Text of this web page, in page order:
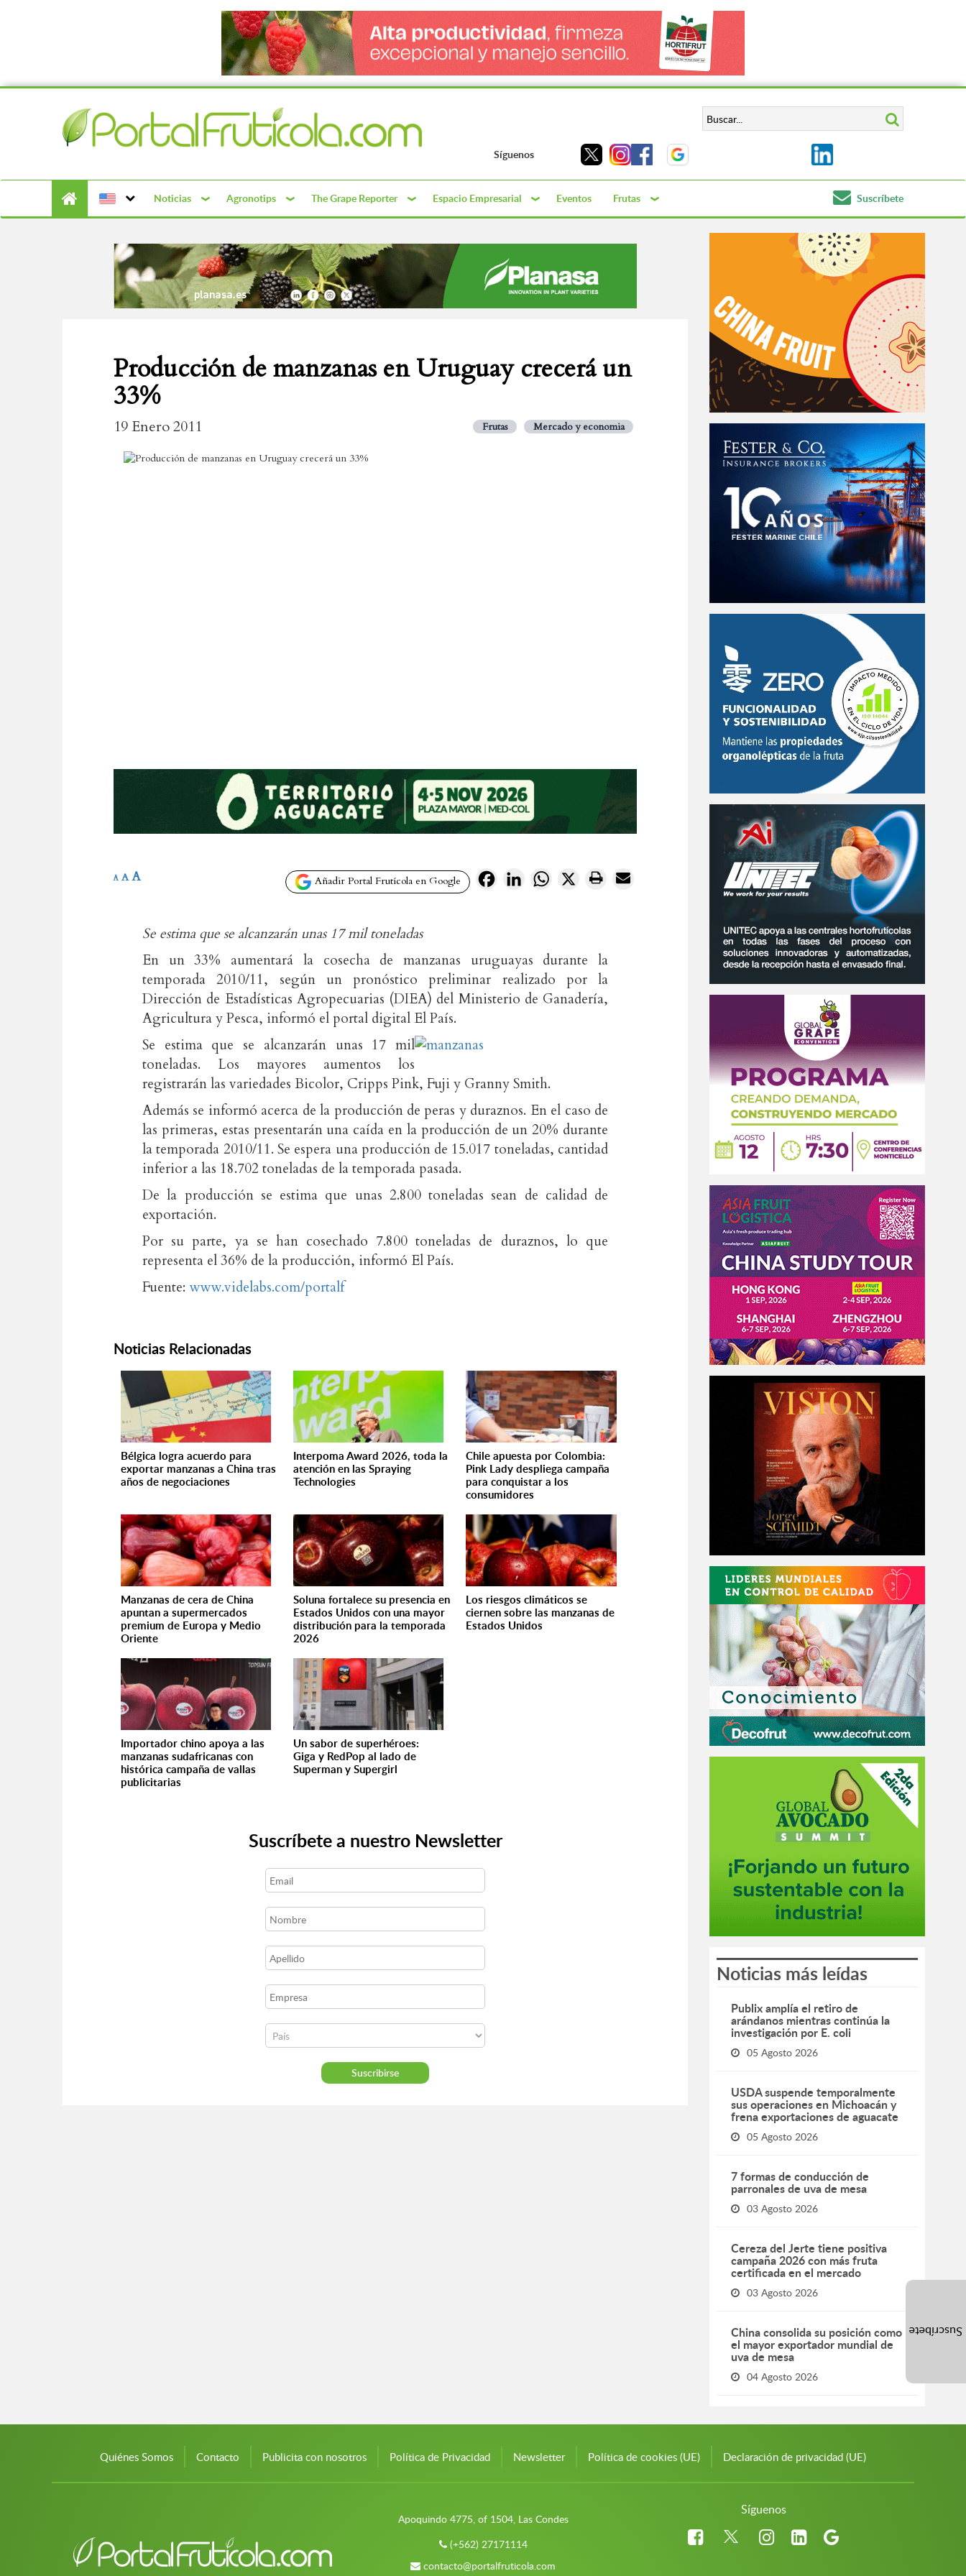
Síguenos
Noticias Agronotips The Grape Reporter Espacio Empresarial Eventos Frutas Suscríbete
Producción de manzanas en Uruguay crecerá un
33%
19 Enero 2011 Frutas Mercado y economia
Añadir Portal Frutícola en Google FacebookLinkedInWhatsApp
X
A A A
Se estima que se alcanzarán unas 17 mil toneladas
En un 33% aumentará la cosecha de manzanas uruguayas durante la
temporada 2010/11, según un pronóstico preliminar realizado por la
Dirección de Estadísticas Agropecuarias (DIEA) del Ministerio de Ganadería,
Agricultura y Pesca, informó el portal digital El País.
Se estima que se alcanzarán unas 17 mil
toneladas. Los mayores aumentos los
registrarán las variedades Bicolor, Cripps Pink, Fuji y Granny Smith.
Además se informó acerca de la producción de peras y duraznos. En el caso de
las primeras, estas presentarán una caída en la producción de un 20% durante
la temporada 2010/11. Se espera una producción de 15.017 toneladas, cantidad
inferior a las 18.702 toneladas de la temporada pasada.
De la producción se estima que unas 2.800 toneladas sean de calidad de
exportación.
Por su parte, ya se han cosechado 7.800 toneladas de duraznos, lo que
representa el 36% de la producción, informó El País.
Fuente: www.videlabs.com/portalf
Noticias Relacionadas
Bélgica logra acuerdo para
exportar manzanas a China tras
años de negociaciones
Interpoma Award 2026, toda la
atención en las Spraying
Technologies
Chile apuesta por Colombia:
Pink Lady despliega campaña
para conquistar a los
consumidores
Manzanas de cera de China
apuntan a supermercados
premium de Europa y Medio
Oriente
Soluna fortalece su presencia en
Estados Unidos con una mayor
distribución para la temporada
2026
Los riesgos climáticos se
ciernen sobre las manzanas de
Estados Unidos
Importador chino apoya a las
manzanas sudafricanas con
histórica campaña de vallas
publicitarias
Un sabor de superhéroes:
Giga y RedPop al lado de
Superman y Supergirl
Suscríbete a nuestro Newsletter
Noticias más leídas
Publix amplía el retiro de
arándanos mientras continúa la
investigación por E. coli
05 Agosto 2026
USDA suspende temporalmente
sus operaciones en Michoacán y
frena exportaciones de aguacate
05 Agosto 2026
7 formas de conducción de
parronales de uva de mesa
03 Agosto 2026
Cereza del Jerte tiene positiva
campaña 2026 con más fruta
certificada en el mercado
03 Agosto 2026
China consolida su posición como
el mayor exportador mundial de
uva de mesa
04 Agosto 2026
Quiénes Somos Contacto Publicita con nosotros Política de Privacidad Newsletter Política de cookies (UE) Declaración de privacidad (UE)
Apoquindo 4775, of 1504, Las Condes
(+562) 27171114
contacto@portalfruticola.com
Síguenos
Suscríbete